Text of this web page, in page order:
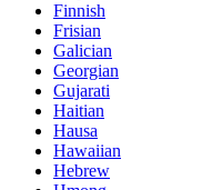
Finnish
Frisian
Galician
Georgian
Gujarati
Haitian
Hausa
Hawaiian
Hebrew